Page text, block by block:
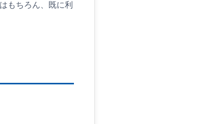
もちろん、既に利